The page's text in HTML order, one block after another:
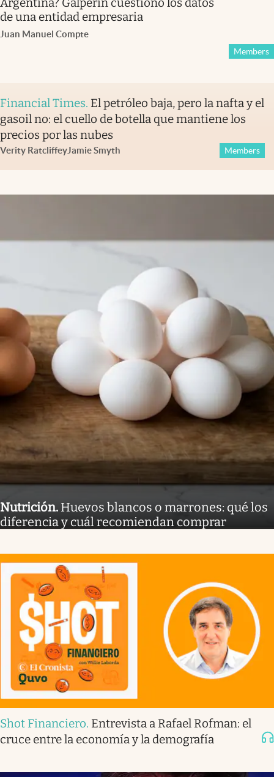
Argentina? Galperin cuestionó los datos
de una entidad empresaria
Juan Manuel Compte
Members
Financial Times. El petróleo baja, pero la nafta y el
gasoil no: el cuello de botella que mantiene los
precios por las nubes
Verity RatcliffeyJamie Smyth Members
Nutrición. Huevos blancos o marrones: qué los
diferencia y cuál recomiendan comprar
Shot Financiero. Entrevista a Rafael Rofman: el
cruce entre la economía y la demografía